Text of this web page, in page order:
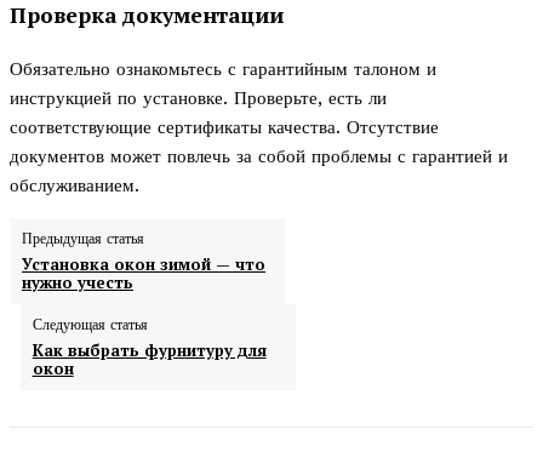
Проверка документации
Обязательно ознакомьтесь с гарантийным талоном и
инструкцией по установке. Проверьте, есть ли
соответствующие сертификаты качества. Отсутствие
документов может повлечь за собой проблемы с гарантией и
обслуживанием.
Предыдущая статья
Установка окон зимой — что
нужно учесть
Следующая статья
Как выбрать фурнитуру для
окон